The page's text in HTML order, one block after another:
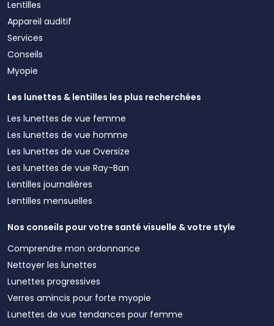
Lentilles
Appareil auditif
Services
Conseils
Myopie
Les lunettes & lentilles les plus recherchées
Les lunettes de vue femme
Les lunettes de vue homme
Les lunettes de vue Oversize
Les lunettes de vue Ray-Ban
Lentilles journalières
Lentilles mensuelles
Nos conseils pour votre santé visuelle & votre style
Comprendre mon ordonnance
Nettoyer les lunettes
Lunettes progressives
Verres amincis pour forte myopie
Lunettes de vue tendances pour femme